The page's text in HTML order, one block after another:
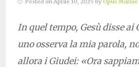
Posted on Aprile 10, 2025 by Opus Mariae
In quel tempo, Gesù disse
uno osserva la mia parola,
allora i Giudei: «Ora